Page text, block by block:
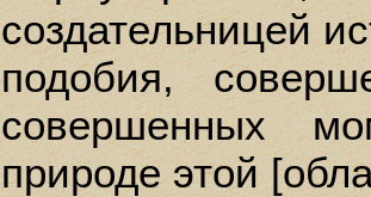
создательницей
подобия,
совершенных
природе этой